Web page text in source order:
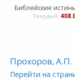
Твердый:
Прохоров, А.П.
Перейти на